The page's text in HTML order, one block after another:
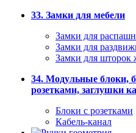
33. Замки для мебели
Замки для
Замки для
Замки для шторок
34. Модульные блоки,
розетками, заглушки
Блоки с розетками
Кабель-канал